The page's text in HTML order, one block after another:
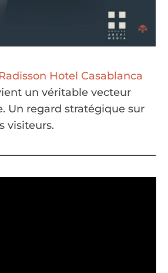
Radisson Hotel Casablanca
un véritable vecteur
Un regard stratégique sur
visiteurs.